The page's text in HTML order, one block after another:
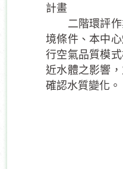
計畫
二階環評作
境條件、本中
行空氣品質模
近水體之影響
確認水質變化。